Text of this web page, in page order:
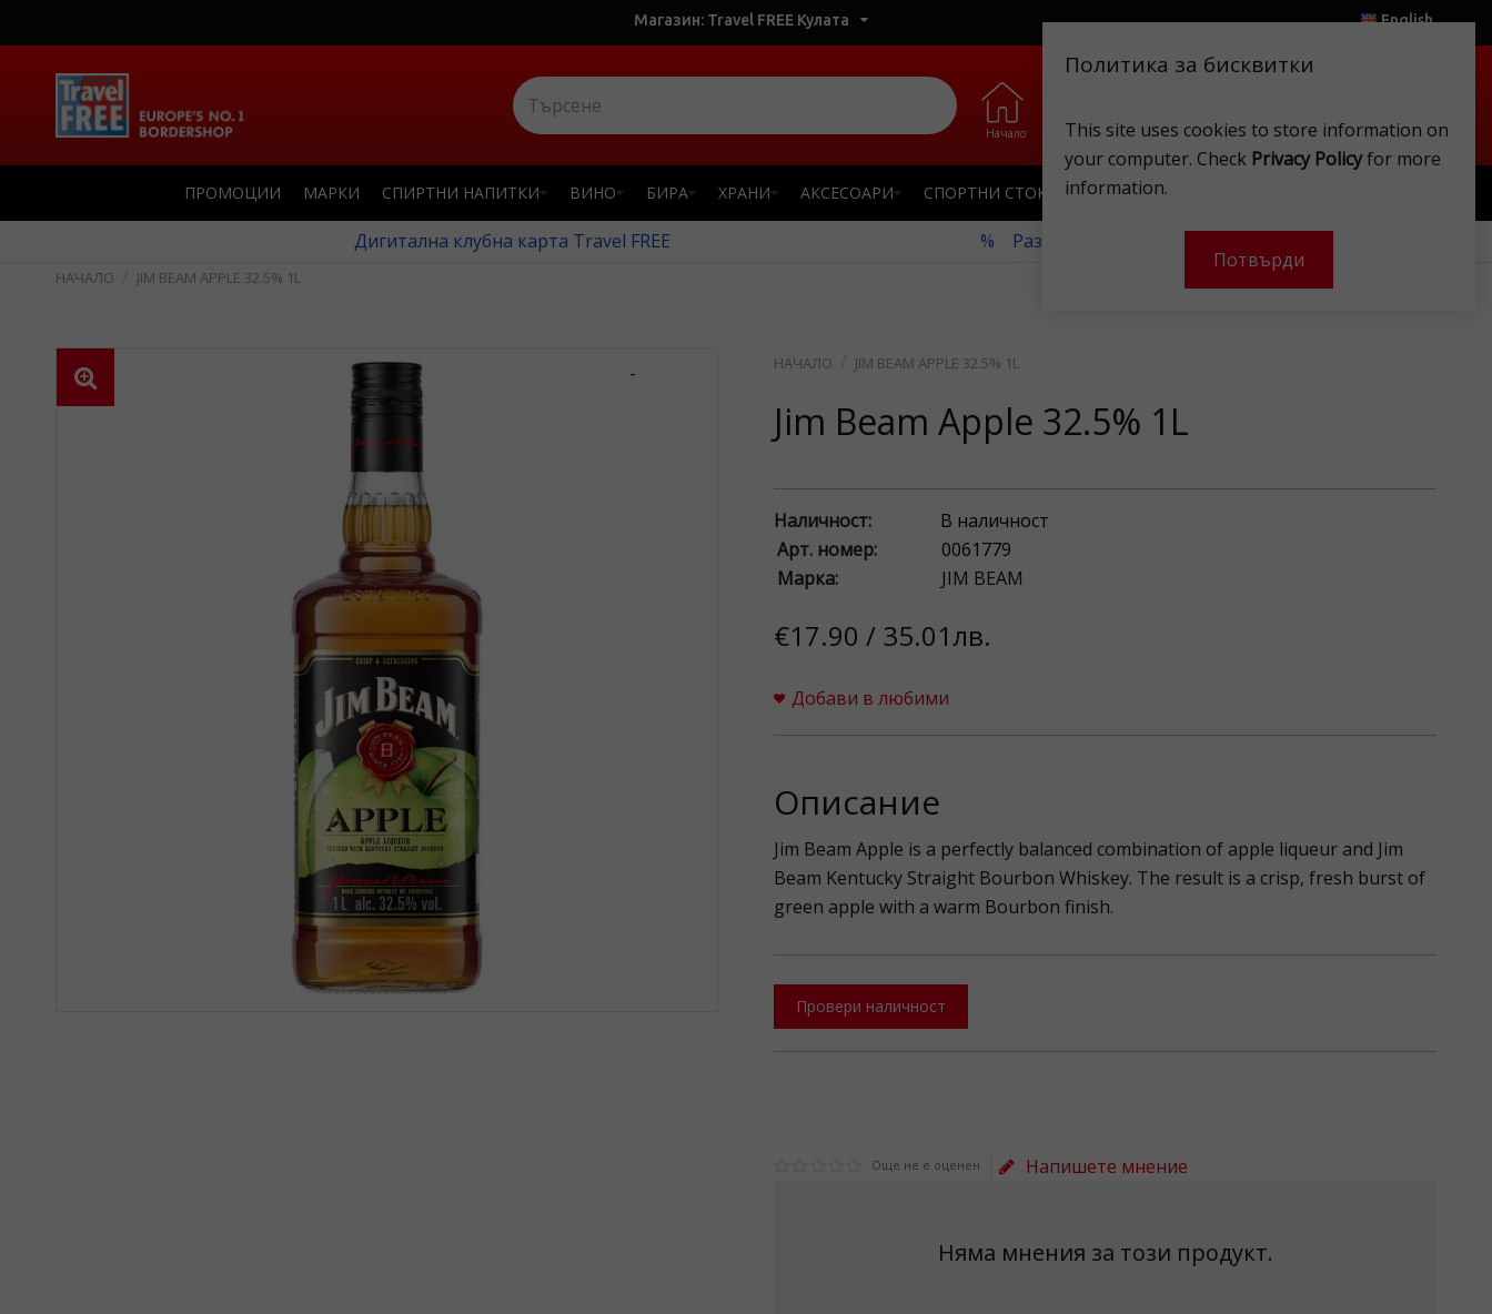
Политика за бисквитки
This site uses cookies to store information on
your computer. Check Privacy Policyfor more
information.
Потвърди
Магазин: Travel FREE Кулата English
Начало Любими Магазини Клубна карта Акаунт Кошница
ПРОМОЦИИ МАРКИ СПИРТНИ НАПИТКИ ВИНО БИРА ХРАНИ АКСЕСОАРИ СПОРТНИ СТОКИ ИГРАЧКИ
Дигитална клубна карта Travel FREE % Разгледайте нашите месечни оферти!
JIM BEAM APPLE 32.5% 1L
- JIM BEAM APPLE 32.5% 1L
Jim Beam Apple 32.5% 1L
Наличност:
В наличност
Арт. номер:
0061779
Марка:
JIM BEAM
€17.90 / 35.01лв.
Добави в любими
Описание
Jim Beam Apple is a perfectly balanced combination of apple liqueur and Jim
Beam Kentucky Straight Bourbon Whiskey. The result is a crisp, fresh burst of
green apple with a warm Bourbon finish.
Провери наличност
Още не е оценен Напишете мнение
Няма мнения за този продукт.